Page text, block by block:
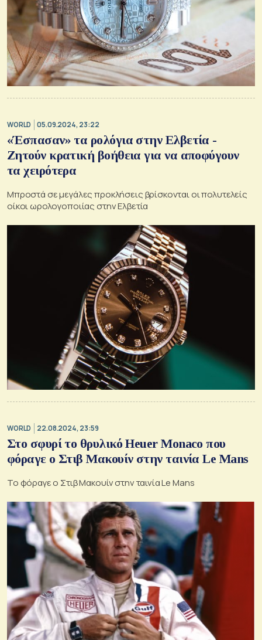
WORLD 05.09.2024, 23:22
«Έσπασαν» τα ρολόγια στην Ελβετία -
Ζητούν κρατική βοήθεια για να αποφύγουν
τα χειρότερα
Μπροστά σε μεγάλες προκλήσεις βρίσκονται οι πολυτελείς
οίκοι ωρολογοποιίας στην Ελβετία
WORLD 22.08.2024, 23:59
Στο σφυρί το θρυλικό Heuer Monaco που
φόραγε ο Στιβ Μακουίν στην ταινία Le Mans
Το φόραγε ο Στιβ Μακουίν στην ταινία Le Mans